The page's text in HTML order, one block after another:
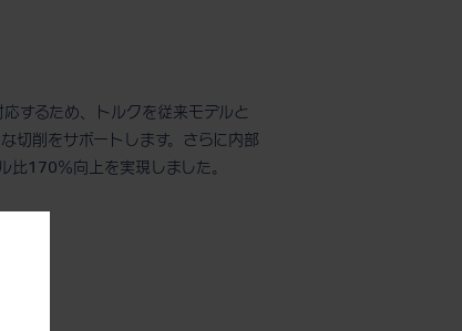
するため、トルクを従来モデルと
切削をサポートします。さらに内部
比170％向上を実現しました。